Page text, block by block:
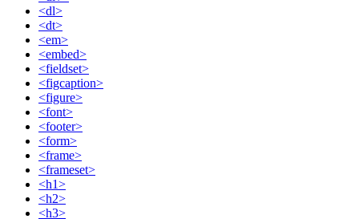
<dl>
<dt>
<em>
<embed>
<fieldset>
<figcaption>
<figure>
<font>
<footer>
<form>
<frame>
<frameset>
<h1>
<h2>
<h3>